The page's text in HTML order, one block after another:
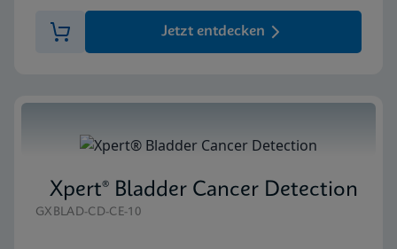
Jetzt entdecken
Xpert® Bladder Cancer Detection
GXBLAD-CD-CE-10